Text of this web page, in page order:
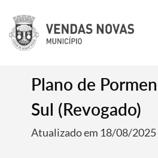
Plano de
Sul (Revogado)
Atualizado em 18/08/2025